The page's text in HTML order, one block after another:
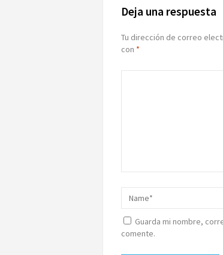
Deja una respuesta
Tu dirección de correo
con *
Guarda mi nombre,
comente.